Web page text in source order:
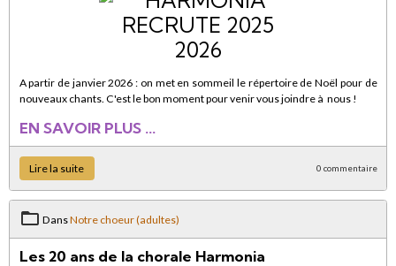
A partir de janvier 2026 : on met en sommeil le répertoire de Noël pour de
nouveaux chants. C'est le bon moment pour venir vous joindre à nous !
EN SAVOIR PLUS ...
Lire la suite 0 commentaire
DansNotre choeur (adultes)
Les 20 ans de la chorale Harmonia